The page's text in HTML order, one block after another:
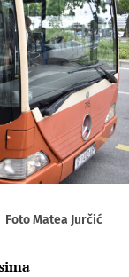
Foto Matea Jurčić